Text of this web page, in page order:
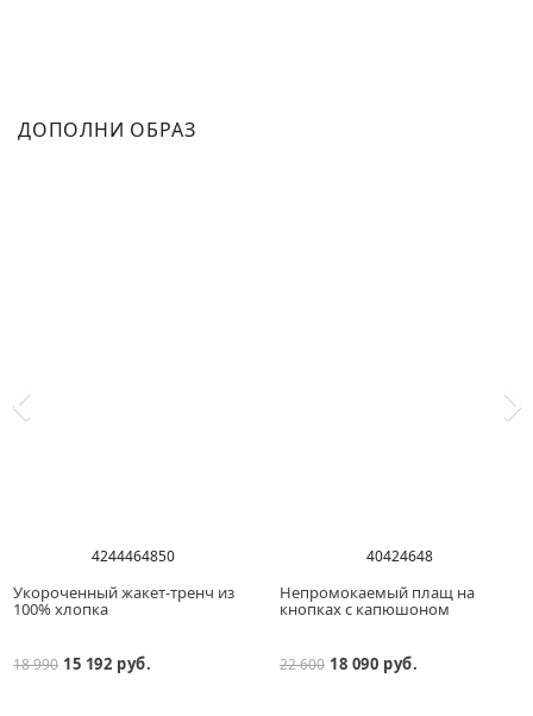
ДОПОЛНИ ОБРАЗ
4244464850
Укороченный жакет-тренч из
100% хлопка
18 990 15 192 руб.
40424648
Непромокаемый плащ на
кнопках с капюшоном
22 600 18 090 руб.